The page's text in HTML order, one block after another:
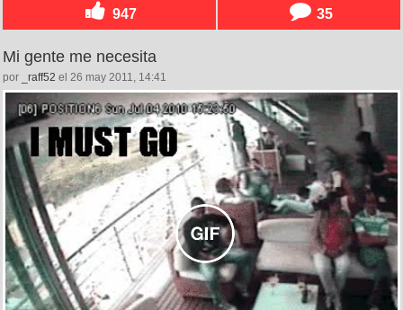
947 35
Mi gente me necesita
por _raff52 el 26 may 2011, 14:41